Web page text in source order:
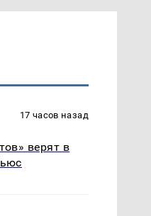
17 часов назад
верят в